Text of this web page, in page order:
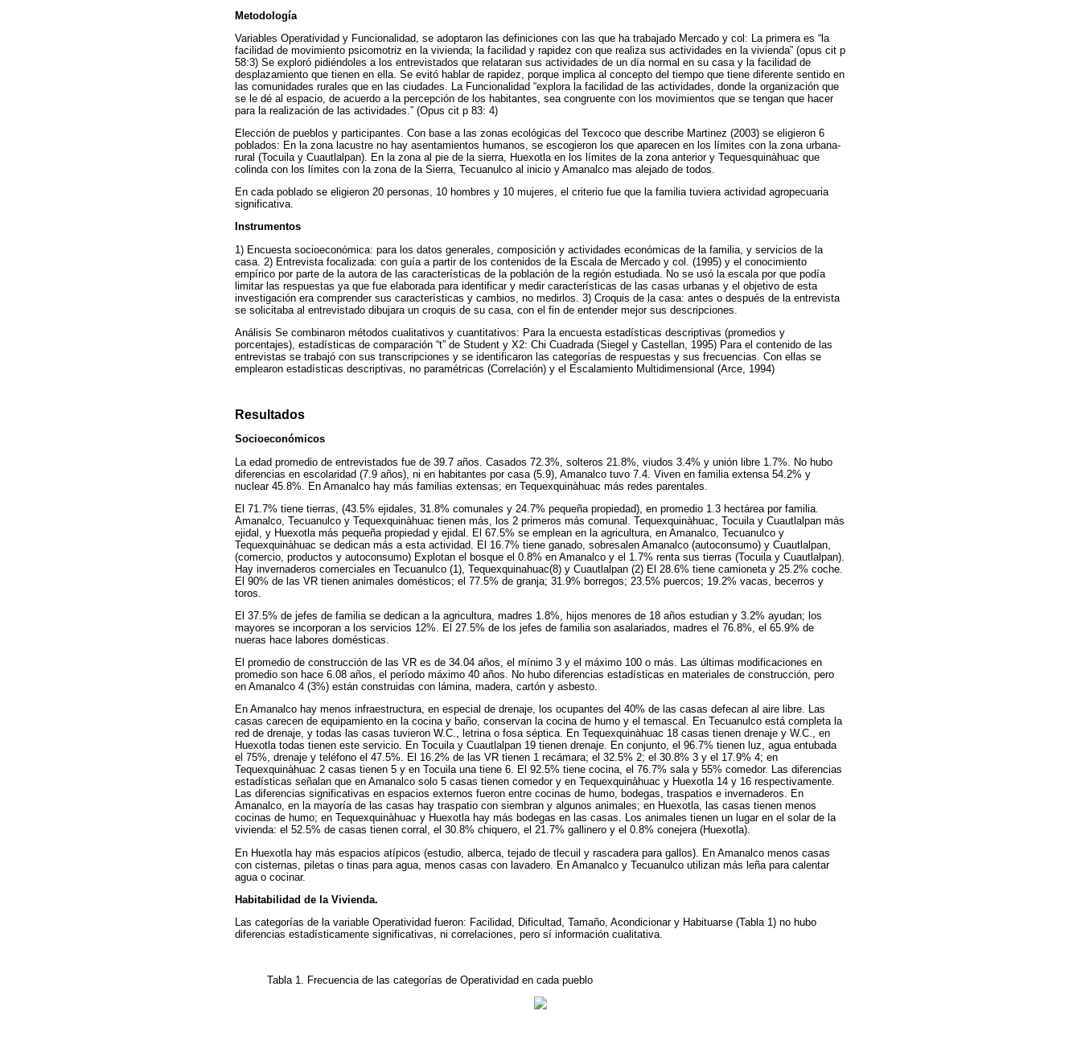
Metodología
Variables Operatividad y Funcionalidad, se adoptaron las definiciones con las que ha trabajado Mercado y col: La primera es “la
facilidad de movimiento psicomotriz en la vivienda; la facilidad y rapidez con que realiza sus actividades en la vivienda” (opus cit p
58:3) Se exploró pidiéndoles a los entrevistados que relataran sus actividades de un día normal en su casa y la facilidad de
desplazamiento que tienen en ella. Se evitó hablar de rapidez, porque implica al concepto del tiempo que tiene diferente sentido en
las comunidades rurales que en las ciudades. La Funcionalidad “explora la facilidad de las actividades, donde la organización que
se le dé al espacio, de acuerdo a la percepción de los habitantes, sea congruente con los movimientos que se tengan que hacer
para la realización de las actividades.” (Opus cit p 83: 4)
Elección de pueblos y participantes. Con base a las zonas ecológicas del Texcoco que describe Martinez (2003) se eligieron 6
poblados: En la zona lacustre no hay asentamientos humanos, se escogieron los que aparecen en los límites con la zona urbana-
rural (Tocuila y Cuautlalpan). En la zona al pie de la sierra, Huexotla en los límites de la zona anterior y Tequesquinàhuac que
colinda con los límites con la zona de la Sierra, Tecuanulco al inicio y Amanalco mas alejado de todos.
En cada poblado se eligieron 20 personas, 10 hombres y 10 mujeres, el criterio fue que la familia tuviera actividad agropecuaria
significativa.
Instrumentos
1) Encuesta socioeconómica: para los datos generales, composición y actividades económicas de la familia, y servicios de la
casa. 2) Entrevista focalizada: con guía a partir de los contenidos de la Escala de Mercado y col. (1995) y el conocimiento
empírico por parte de la autora de las características de la población de la región estudiada. No se usó la escala por que podía
limitar las respuestas ya que fue elaborada para identificar y medir características de las casas urbanas y el objetivo de esta
investigación era comprender sus características y cambios, no medirlos. 3) Croquis de la casa: antes o después de la entrevista
se solicitaba al entrevistado dibujara un croquis de su casa, con el fin de entender mejor sus descripciones.
Análisis Se combinaron métodos cualitativos y cuantitativos: Para la encuesta estadísticas descriptivas (promedios y
porcentajes), estadísticas de comparación “t” de Student y X2: Chi Cuadrada (Siegel y Castellan, 1995) Para el contenido de las
entrevistas se trabajó con sus transcripciones y se identificaron las categorías de respuestas y sus frecuencias. Con ellas se
emplearon estadísticas descriptivas, no paramétricas (Correlación) y el Escalamiento Multidimensional (Arce, 1994)
Resultados
Socioeconómicos
La edad promedio de entrevistados fue de 39.7 años. Casados 72.3%, solteros 21.8%, viudos 3.4% y unión libre 1.7%. No hubo
diferencias en escolaridad (7.9 años), ni en habitantes por casa (5.9), Amanalco tuvo 7.4. Viven en familia extensa 54.2% y
nuclear 45.8%. En Amanalco hay más familias extensas; en Tequexquinàhuac más redes parentales.
El 71.7% tiene tierras, (43.5% ejidales, 31.8% comunales y 24.7% pequeña propiedad), en promedio 1.3 hectárea por familia.
Amanalco, Tecuanulco y Tequexquinàhuac tienen más, los 2 primeros más comunal. Tequexquinàhuac, Tocuila y Cuautlalpan más
ejidal, y Huexotla más pequeña propiedad y ejidal. El 67.5% se emplean en la agricultura, en Amanalco, Tecuanulco y
Tequexquinàhuac se dedican más a esta actividad. El 16.7% tiene ganado, sobresalen Amanalco (autoconsumo) y Cuautlalpan,
(comercio, productos y autoconsumo) Explotan el bosque el 0.8% en Amanalco y el 1.7% renta sus tierras (Tocuila y Cuautlalpan).
Hay invernaderos comerciales en Tecuanulco (1), Tequexquinahuac(8) y Cuautlalpan (2) El 28.6% tiene camioneta y 25.2% coche.
El 90% de las VR tienen animales domésticos; el 77.5% de granja; 31.9% borregos; 23.5% puercos; 19.2% vacas, becerros y
toros.
El 37.5% de jefes de familia se dedican a la agricultura, madres 1.8%, hijos menores de 18 años estudian y 3.2% ayudan; los
mayores se incorporan a los servicios 12%. El 27.5% de los jefes de familia son asalariados, madres el 76.8%, el 65.9% de
nueras hace labores domésticas.
El promedio de construcción de las VR es de 34.04 años, el mínimo 3 y el máximo 100 o más. Las últimas modificaciones en
promedio son hace 6.08 años, el período máximo 40 años. No hubo diferencias estadísticas en materiales de construcción, pero
en Amanalco 4 (3%) están construidas con lámina, madera, cartón y asbesto.
En Amanalco hay menos infraestructura, en especial de drenaje, los ocupantes del 40% de las casas defecan al aire libre. Las
casas carecen de equipamiento en la cocina y baño, conservan la cocina de humo y el temascal. En Tecuanulco está completa la
red de drenaje, y todas las casas tuvieron W.C., letrina o fosa séptica. En Tequexquinàhuac 18 casas tienen drenaje y W.C., en
Huexotla todas tienen este servicio. En Tocuila y Cuautlalpan 19 tienen drenaje. En conjunto, el 96.7% tienen luz, agua entubada
el 75%, drenaje y teléfono el 47.5%. El 16.2% de las VR tienen 1 recámara; el 32.5% 2; el 30.8% 3 y el 17.9% 4; en
Tequexquinàhuac 2 casas tienen 5 y en Tocuila una tiene 6. El 92.5% tiene cocina, el 76.7% sala y 55% comedor. Las diferencias
estadísticas señalan que en Amanalco solo 5 casas tienen comedor y en Tequexquinàhuac y Huexotla 14 y 16 respectivamente.
Las diferencias significativas en espacios externos fueron entre cocinas de humo, bodegas, traspatios e invernaderos. En
Amanalco, en la mayoría de las casas hay traspatio con siembran y algunos animales; en Huexotla, las casas tienen menos
cocinas de humo; en Tequexquinàhuac y Huexotla hay más bodegas en las casas. Los animales tienen un lugar en el solar de la
vivienda: el 52.5% de casas tienen corral, el 30.8% chiquero, el 21.7% gallinero y el 0.8% conejera (Huexotla).
En Huexotla hay más espacios atípicos (estudio, alberca, tejado de tlecuil y rascadera para gallos). En Amanalco menos casas
con cisternas, piletas o tinas para agua, menos casas con lavadero. En Amanalco y Tecuanulco utilizan más leña para calentar
agua o cocinar.
Habitabilidad de la Vivienda.
Las categorías de la variable Operatividad fueron: Facilidad, Dificultad, Tamaño, Acondicionar y Habituarse (Tabla 1) no hubo
diferencias estadísticamente significativas, ni correlaciones, pero sí información cualitativa.
Tabla 1. Frecuencia de las categorías de Operatividad en cada pueblo